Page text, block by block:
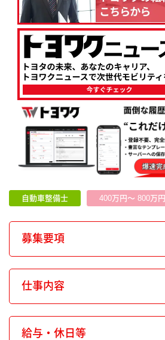
自動車整備士 400万円～ 800万円
募集要項
仕事内容
給与・休日等